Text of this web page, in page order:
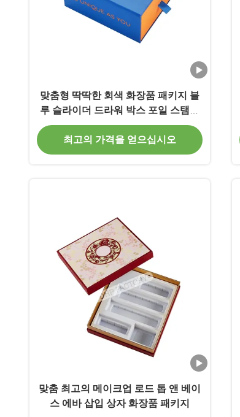
맞춤형 딱딱한 회색 화장품 패키지 블
루 슬라이더 드라워 박스 포일 스탬프
브랜드 로고
최고의 가격을 얻으십시오
맞춤 최고의 메이크업 로드 톱 앤 베이
스 에바 삽입 상자 화장품 패키지